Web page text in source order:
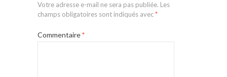
Votre adresse e-mail ne sera pas publiée. Les
champs obligatoires sont indiqués avec*
Commentaire*